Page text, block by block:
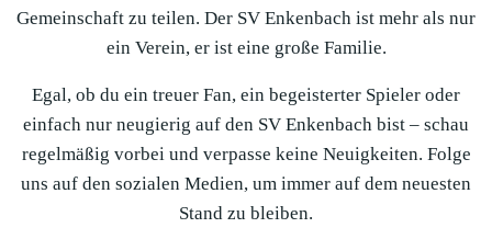
Gemeinschaft zu teilen. Der SV Enkenbach ist mehr als nur
ein Verein, er ist eine große Familie.
Egal, ob du ein treuer Fan, ein begeisterter Spieler oder
einfach nur neugierig auf den SV Enkenbach bist – schau
regelmäßig vorbei und verpasse keine Neuigkeiten. Folge
uns auf den sozialen Medien, um immer auf dem neuesten
Stand zu bleiben.